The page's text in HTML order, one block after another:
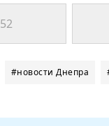
52
#новости Днепра